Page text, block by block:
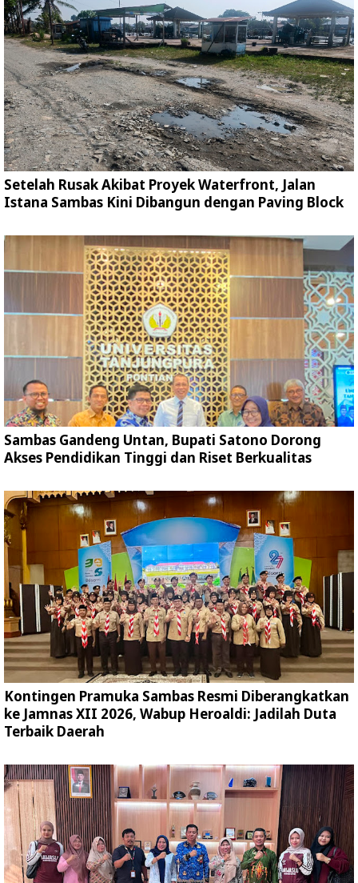
Setelah Rusak Akibat Proyek Waterfront, Jalan
Istana Sambas Kini Dibangun dengan Paving Block
Sambas Gandeng Untan, Bupati Satono Dorong
Akses Pendidikan Tinggi dan Riset Berkualitas
Kontingen Pramuka Sambas Resmi Diberangkatkan
ke Jamnas XII 2026, Wabup Heroaldi: Jadilah Duta
Terbaik Daerah